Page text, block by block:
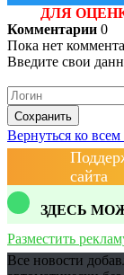
ДЛЯ
Комментарии 0
Пока нет
Введите свои
Сохранить
Вернуться ко
сайта
ЗДЕСЬ
Разместить
Все новости